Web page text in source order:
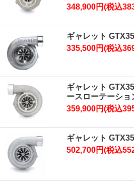
348,900円(税込
ギャレット
335,500円(税込
ギャレット
ースローテーシ
359,900円(税込
ギャレット
502,700円(税込